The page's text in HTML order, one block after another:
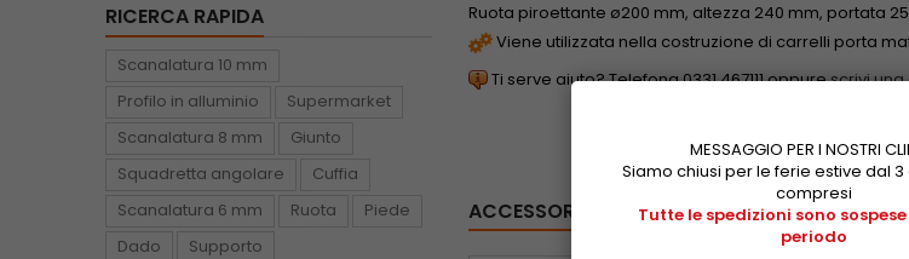
MESSAGGIO PER I NOSTRI
Siamo chiusi per le ferie estive dal
compresi
Tutte le spedizioni sono
periodo
RICERCA RAPIDA
Scanalatura 10 mm
Profilo in alluminio
Supermarket
Scanalatura 8 mm
Giunto
Squadretta angolare
Cuffia
Scanalatura 6 mm
Ruota
Piede
Dado
Supporto
Ruota piroettante ø200 mm, altezza 240 mm, portata
Viene utilizzata nella costruzione di carrelli porta
Ti serve aiuto? Telefona 0331 467111 oppurescrivi
ACCESSORI